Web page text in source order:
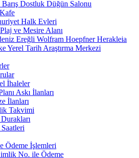
Barış Dostluk Düğün Salonu
Halk Evleri
ve Mesire Alanı
Ereğli Wolfram Hoepfner Herakleia
Yerel Tarih Araştırma Merkezi
İhaleler
Askı İlanları
İlanları
Takvimi
Ödeme İşlemleri
No. ile Ödeme